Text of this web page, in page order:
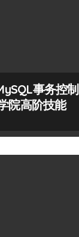
事务控制
院高阶技能